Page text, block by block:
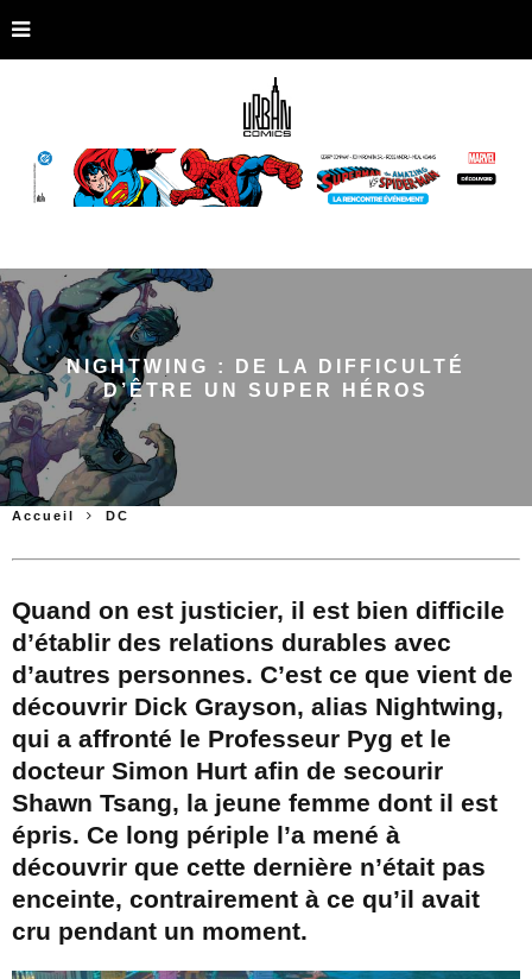
NIGHTWING : DE LA DIFFICULTÉ
D’ÊTRE UN SUPER HÉROS
Accueil DC
Quand on est justicier, il est bien difficile
d’établir des relations durables avec
d’autres personnes. C’est ce que vient de
découvrir Dick Grayson, alias Nightwing,
qui a affronté le Professeur Pyg et le
docteur Simon Hurt afin de secourir
Shawn Tsang, la jeune femme dont il est
épris. Ce long périple l’a mené à
découvrir que cette dernière n’était pas
enceinte, contrairement à ce qu’il avait
cru pendant un moment.